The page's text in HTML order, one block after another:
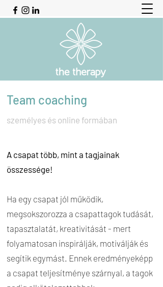
Team coaching
személyes és online formában
A csapat több, mint a tagjainak
összessége!
Ha egy csapat jól működik,
megsokszorozza a csapattagok tudását,
tapasztalatát, kreativitását - mert
folyamatosan inspirálják, motiválják és
segítik egymást. Ennek eredményeképp
a csapat teljesítménye szárnyal, a tagok